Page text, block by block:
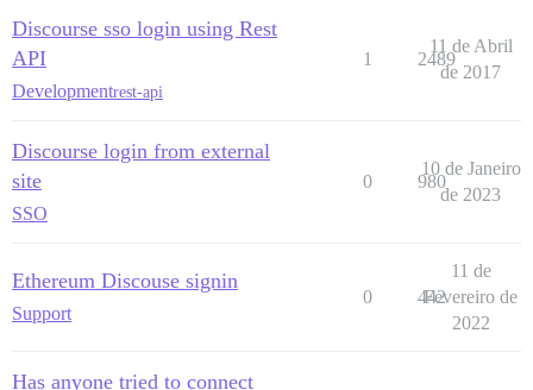
Discourse sso login using Rest
API
Developmentrest-api
1 2489
11 de Abril
de 2017
Discourse login from external
site
SSO
0 980
10 de Janeiro
de 2023
Ethereum Discouse signin
Support
0 442
11 de
Fevereiro de
2022
Has anyone tried to connect